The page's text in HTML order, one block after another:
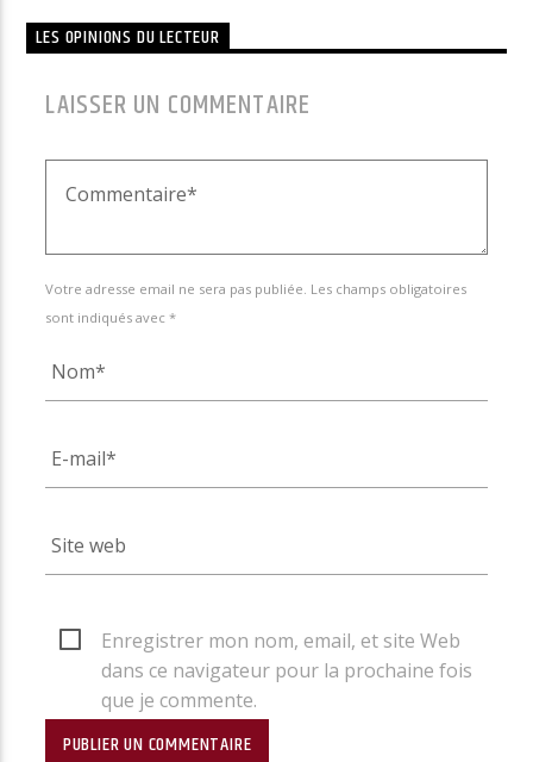
LES OPINIONS DU LECTEUR
LAISSER UN COMMENTAIRE
Votre adresse email ne sera pas publiée. Les champs obligatoires
sont indiqués avec *
Enregistrer mon nom, email, et site Web
dans ce navigateur pour la prochaine fois
que je commente.